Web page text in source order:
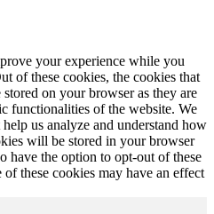
your experience while you
of these cookies, the cookies that
stored on your browser as they are
functionalities of the website. We
us analyze and understand how
will be stored in your browser
have the option to opt-out of these
these cookies may have an effect